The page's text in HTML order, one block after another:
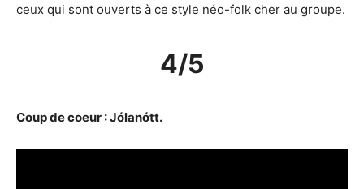
ceux qui sont ouverts à ce style néo-folk cher au groupe.
4/5
Coup de coeur : Jólanótt.